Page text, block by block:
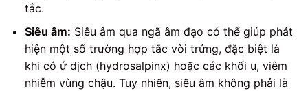
tắc.
Siêu âm: Siêu âm qua ngã âm đạo có thể giúp phát
hiện một số trường hợp tắc vòi trứng, đặc biệt là
khi có ứ dịch (hydrosalpinx) hoặc các khối u, viêm
nhiễm vùng chậu. Tuy nhiên, siêu âm không phải là